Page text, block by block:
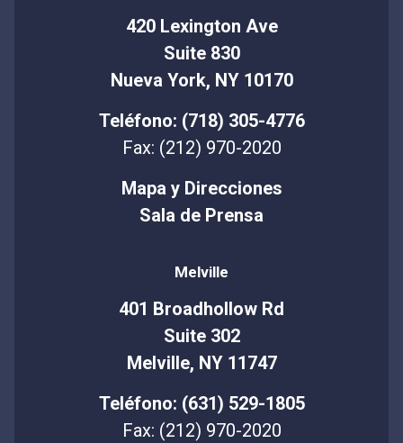
420 Lexington Ave
Suite 830
Nueva York, NY 10170
Teléfono: (718) 305-4776
Fax: (212) 970-2020
Mapa y Direcciones
Sala de Prensa
Melville
401 Broadhollow Rd
Suite 302
Melville, NY 11747
Teléfono: (631) 529-1805
Fax: (212) 970-2020